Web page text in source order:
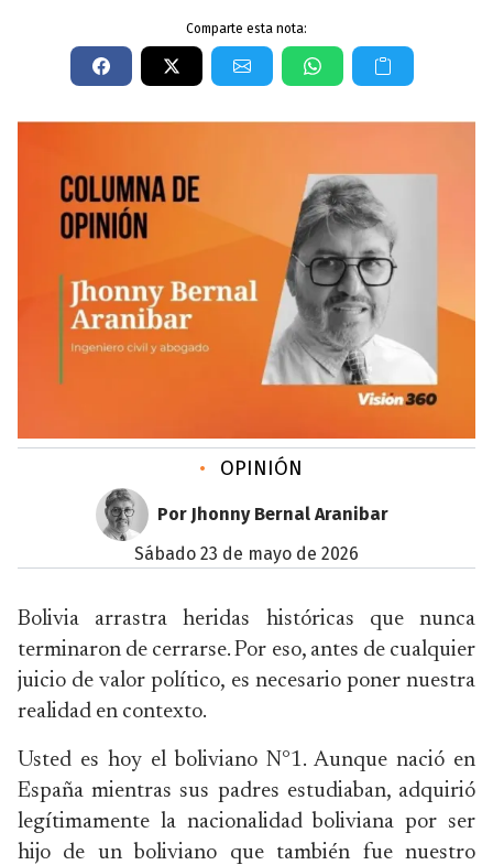
Comparte esta nota:
• OPINIÓN
Por Jhonny Bernal Aranibar
sábado 23 de mayo de 2026
Bolivia arrastra heridas históricas que nunca
terminaron de cerrarse. Por eso, antes de cualquier
juicio de valor político, es necesario poner nuestra
realidad en contexto.
Usted es hoy el boliviano N°1. Aunque nació en
España mientras sus padres estudiaban, adquirió
legítimamente la nacionalidad boliviana por ser
hijo de un boliviano que también fue nuestro